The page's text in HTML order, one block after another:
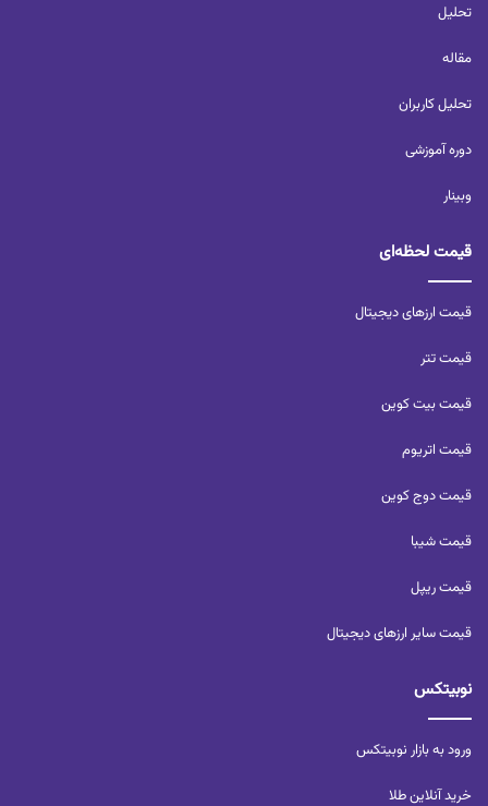
تحلیل‌
مقاله
تحلیل کاربران‌
دوره آموزشی
وبینار
قیمت لحظه‌ای
قیمت ارزهای دیجیتال
قیمت تتر
قیمت بیت کوین
قیمت اتریوم
قیمت دوج کوین
قیمت شیبا
قیمت ریپل
قیمت سایر ارزهای دیجیتال
نوبیتکس
ورود به بازار نوبیتکس
خرید آنلاین طلا